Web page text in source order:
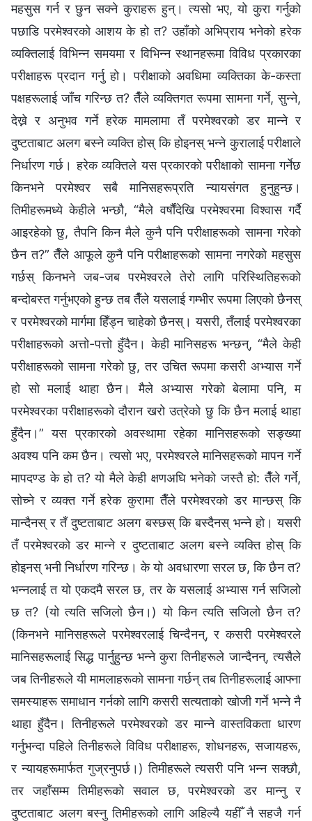
महसुस गर्न र छुन सक्ने कुराहरू हुन्। त्यसो भए, यो कुरा गर्नुको
पछाडि परमेश्‍वरको आशय के हो त? उहाँको अभिप्राय भनेको हरेक
व्यक्तिलाई विभिन्न समयमा र विभिन्न स्थानहरूमा विविध प्रकारका
परीक्षाहरू प्रदान गर्नु हो। परीक्षाको अवधिमा व्यक्तिका के-कस्ता
पक्षहरूलाई जाँच गरिन्छ त? तैँले व्यक्तिगत रूपमा सामना गर्ने, सुन्ने,
देख्ने र अनुभव गर्ने हरेक मामलामा तँ परमेश्‍वरको डर मान्ने र
दुष्टताबाट अलग बस्ने व्यक्ति होस् कि होइनस् भन्ने कुरालाई परीक्षाले
निर्धारण गर्छ। हरेक व्यक्तिले यस प्रकारको परीक्षाको सामना गर्नेछ
किनभने परमेश्‍वर सबै मानिसहरूप्रति न्यायसंगत हुनुहुन्छ।
तिमीहरूमध्ये केहीले भन्छौ, “मैले वर्षौंदेखि परमेश्‍वरमा विश्‍वास गर्दै
आइरहेको छु, तैपनि किन मैले कुनै पनि परीक्षाहरूको सामना गरेको
छैन त?” तैँले आफूले कुनै पनि परीक्षाहरूको सामना नगरेको महसुस
गर्छस् किनभने जब-जब परमेश्‍वरले तेरो लागि परिस्थितिहरूको
बन्दोबस्त गर्नुभएको हुन्छ तब तैँले यसलाई गम्भीर रूपमा लिएको छैनस्
र परमेश्‍वरको मार्गमा हिँड्न चाहेको छैनस्। यसरी, तँलाई परमेश्‍वरका
परीक्षाहरूको अत्तो-पत्तो हुँदैन। केही मानिसहरू भन्छन्, “मैले केही
परीक्षाहरूको सामना गरेको छु, तर उचित रूपमा कसरी अभ्यास गर्ने
हो सो मलाई थाहा छैन। मैले अभ्यास गरेको बेलामा पनि, म
परमेश्‍वरका परीक्षाहरूको दौरान खरो उत्रेको छु कि छैन मलाई थाहा
हुँदैन।” यस प्रकारको अवस्थामा रहेका मानिसहरूको सङ्ख्या
अवश्य पनि कम छैन। त्यसो भए, परमेश्‍वरले मानिसहरूको मापन गर्ने
मापदण्ड के हो त? यो मैले केही क्षणअघि भनेको जस्तै हो: तैँले गर्ने,
सोच्ने र व्यक्त गर्ने हरेक कुरामा तैँले परमेश्‍वरको डर मान्छस् कि
मान्दैनस् र तँ दुष्टताबाट अलग बस्छस् कि बस्दैनस् भन्ने हो। यसरी
तँ परमेश्‍वरको डर मान्ने र दुष्टताबाट अलग बस्ने व्यक्ति होस् कि
होइनस् भनी निर्धारण गरिन्छ। के यो अवधारणा सरल छ, कि छैन त?
भन्नलाई त यो एकदमै सरल छ, तर के यसलाई अभ्यास गर्न सजिलो
छ त? (यो त्यति सजिलो छैन।) यो किन त्यति सजिलो छैन त?
(किनभने मानिसहरूले परमेश्‍वरलाई चिन्दैनन्, र कसरी परमेश्‍वरले
मानिसहरूलाई सिद्ध पार्नुहुन्छ भन्ने कुरा तिनीहरूले जान्दैनन्, त्यसैले
जब तिनीहरूले यी मामलाहरूको सामना गर्छन् तब तिनीहरूलाई आफ्ना
समस्याहरू समाधान गर्नको लागि कसरी सत्यताको खोजी गर्ने भन्ने नै
थाहा हुँदैन। तिनीहरूले परमेश्‍वरको डर मान्ने वास्तविकता धारण
गर्नुभन्दा पहिले तिनीहरूले विविध परीक्षाहरू, शोधनहरू, सजायहरू,
र न्यायहरूमार्फत गुज्रनुपर्छ।) तिमीहरूले त्यसरी पनि भन्न सक्छौ,
तर जहाँसम्म तिमीहरूको सवाल छ, परमेश्‍वरको डर मान्नु र
दुष्टताबाट अलग बस्नु तिमीहरूको लागि अहिल्‍यै यहीँ नै सहजै गर्न